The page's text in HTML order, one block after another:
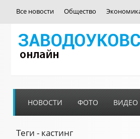
Все новости Общество
НОВОСТИ ФОТО ВИДЕО
Теги - кастинг